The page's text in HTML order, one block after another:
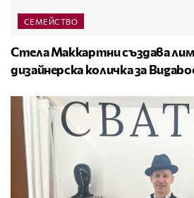
СЕМЕЙСТВО
Стела Маккартни създава
дизайнерска количка за